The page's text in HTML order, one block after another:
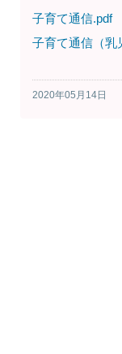
子育て通信.pdf
子育て通信（乳
2020年05月14日